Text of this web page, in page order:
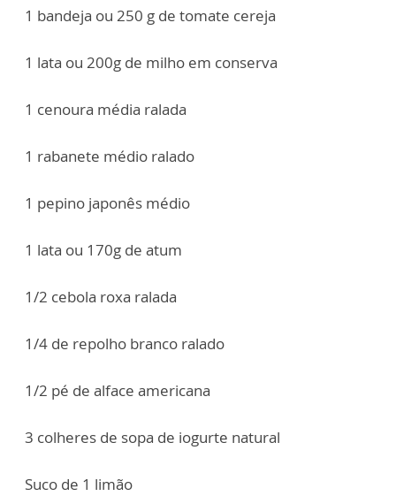
1 bandeja ou 250 g de tomate cereja
1 lata ou 200g de milho em conserva
1 cenoura média ralada
1 rabanete médio ralado
1 pepino japonês médio
1 lata ou 170g de atum
1/2 cebola roxa ralada
1/4 de repolho branco ralado
1/2 pé de alface americana
3 colheres de sopa de iogurte natural
Suco de 1 limão